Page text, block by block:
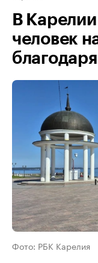
В
человек
Фото: РБК Карелия